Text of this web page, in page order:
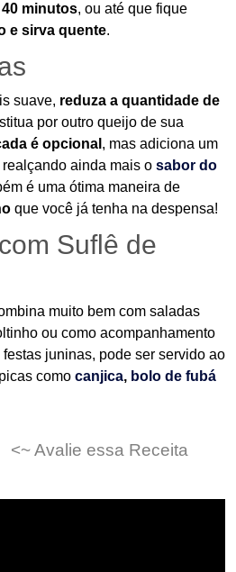
40 minutos, ou até que fique
e sirva quente.
suave, reduza a quantidade de
por outro queijo de sua
é opcional , mas adiciona um
ainda mais o sabor do
é uma ótima maneira de
que você já tenha na despensa!
Suflê de
muito bem com saladas
ou como acompanhamento
festas juninas, pode ser servido ao
como canjica, bolo de fubá
<~ Avalie essa Receita